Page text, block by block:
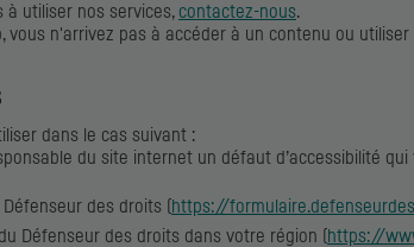
à utiliser nos services, contactez-nous.
vous n'arrivez pas à accéder à un contenu ou utiliser
dans le cas suivant :
du site internet un défaut d’accessibilité
des droits (
https://
Défenseur des droits dans votre région (
https://